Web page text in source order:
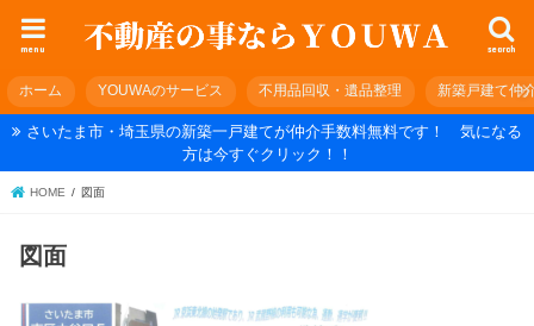
search
menu
ホーム YOUWAのサービス 不用品回収・遺品整理 新築戸建て仲
さいたま市・埼玉県の新築一戸建てが仲介手数料無料です！ 気になる
方は今すぐクリック！！
HOME 図面
図面